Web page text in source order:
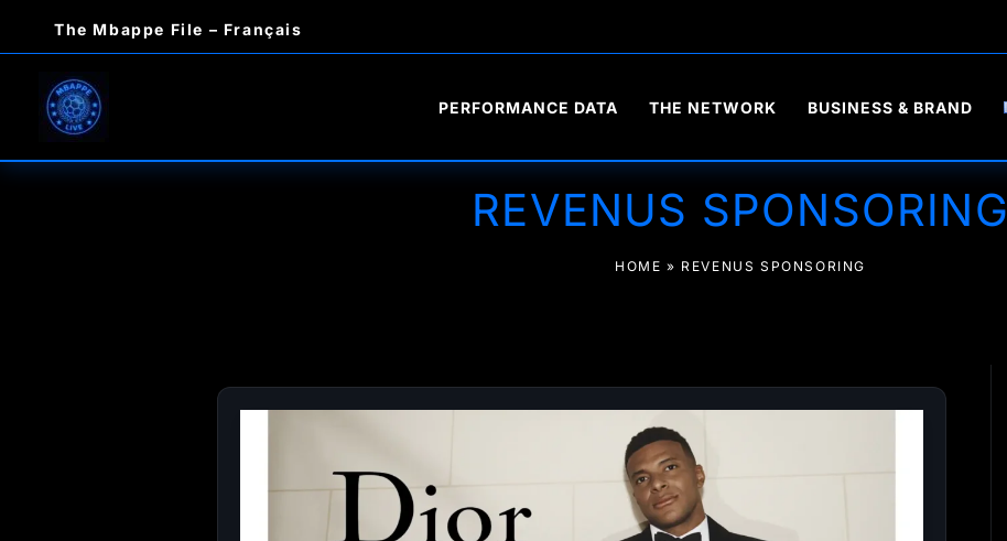
contenu
The Mbappe File – Français
PERFORMANCE DATA THE NETWORK BUSINESS & BRAND
REVENUS SPONSORING
HOME » REVENUS SPONSORING